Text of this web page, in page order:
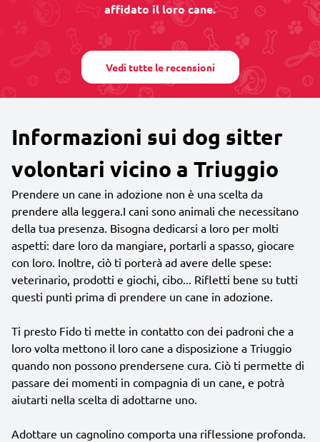
affidato il loro cane.
Vedi tutte le recensioni
Informazioni sui dog sitter
volontari vicino a Triuggio
Prendere un cane in adozione non è una scelta da
prendere alla leggera.I cani sono animali che necessitano
della tua presenza. Bisogna dedicarsi a loro per molti
aspetti: dare loro da mangiare, portarli a spasso, giocare
con loro. Inoltre, ciò ti porterà ad avere delle spese:
veterinario, prodotti e giochi, cibo... Rifletti bene su tutti
questi punti prima di prendere un cane in adozione.
Ti presto Fido ti mette in contatto con dei padroni che a
loro volta mettono il loro cane a disposizione a Triuggio
quando non possono prendersene cura. Ciò ti permette di
passare dei momenti in compagnia di un cane, e potrà
aiutarti nella scelta di adottarne uno.
Adottare un cagnolino comporta una riflessione profonda.